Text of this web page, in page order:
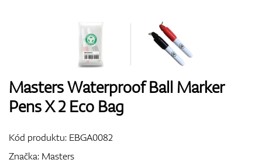
Vozíky
Masters Waterproof Ball Marker
Pens X 2 Eco Bag
Kód produktu: EBGA0082
Značka: Masters